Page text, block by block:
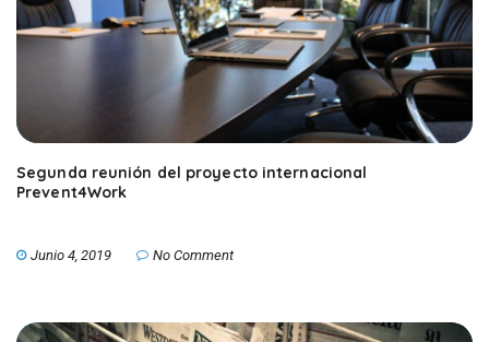
Segunda reunión del proyecto internacional
Prevent4Work
Junio 4, 2019 No Comment